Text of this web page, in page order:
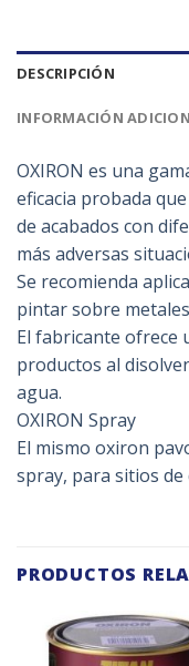
DESCRIPCIÓN
INFORMACIÓN
OXIRON es una
eficacia probada
de acabados con
más adversas
Se recomienda
pintar sobre
El fabricante ofrece
productos al
agua.
OXIRON Spray
El mismo oxiron
spray, para sitios
PRODUCTOS